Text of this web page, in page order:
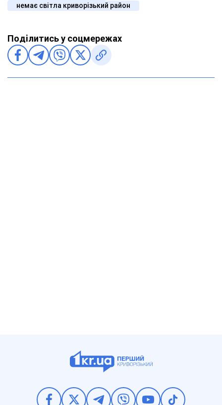
немає світла криворізький район
Поділитись у соцмережах